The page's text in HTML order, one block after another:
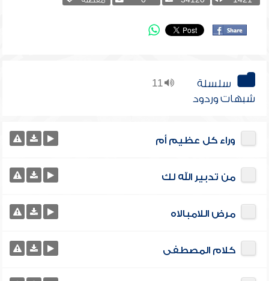
11
سلسلة
شبهات وردود
وراء كل عظيم أم
من تدبير الله لك
مرض اللامبالاه
كلام المصطفى